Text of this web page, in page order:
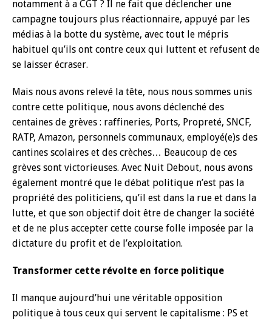
notamment à a CGT ? Il ne fait que déclencher une
campagne toujours plus réactionnaire, appuyé par les
médias à la botte du système, avec tout le mépris
habituel qu’ils ont contre ceux qui luttent et refusent de
se laisser écraser.
Mais nous avons relevé la tête, nous nous sommes unis
contre cette politique, nous avons déclenché des
centaines de grèves : raffineries, Ports, Propreté, SNCF,
RATP, Amazon, personnels communaux, employé(e)s des
cantines scolaires et des crèches… Beaucoup de ces
grèves sont victorieuses. Avec Nuit Debout, nous avons
également montré que le débat politique n’est pas la
propriété des politiciens, qu’il est dans la rue et dans la
lutte, et que son objectif doit être de changer la société
et de ne plus accepter cette course folle imposée par la
dictature du profit et de l’exploitation.
Transformer cette révolte en force politique
Il manque aujourd’hui une véritable opposition
politique à tous ceux qui servent le capitalisme : PS et